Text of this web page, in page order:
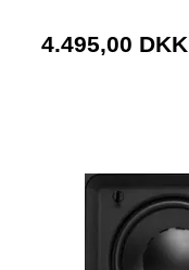
4.495,00 DKK